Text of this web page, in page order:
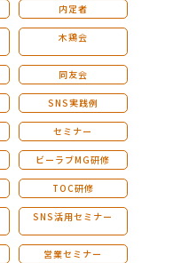
内定者
木鶏会
同友会
SNS実践例
セミナー
ビーラブMG研修
TOC研修
SNS活用セミナー
営業セミナー